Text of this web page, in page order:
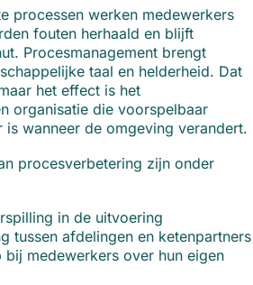
processen werken medewerkers
fouten herhaald en blijft
Procesmanagement brengt
taal en helderheid. Dat
het effect is het
organisatie die voorspelbaar
is wanneer de omgeving verandert.
procesverbetering zijn onder
in de uitvoering
tussen afdelingen en ketenpartners
bij medewerkers over hun eigen